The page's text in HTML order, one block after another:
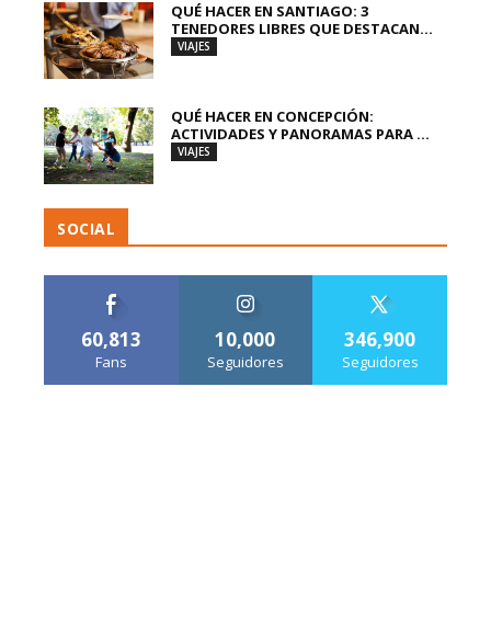
QUÉ HACER EN SANTIAGO: 3
TENEDORES LIBRES QUE DESTACAN...
VIAJES
QUÉ HACER EN CONCEPCIÓN:
ACTIVIDADES Y PANORAMAS PARA ...
VIAJES
SOCIAL
60,813
Fans
10,000
Seguidores
346,900
Seguidores